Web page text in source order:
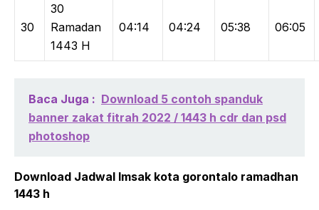
30
30
Ramadan
1443 H
04:14 04:24 05:38 06:05
Baca Juga : Download 5 contoh spanduk
banner zakat fitrah 2022 / 1443 h cdr dan psd
photoshop
Download Jadwal Imsak kota gorontalo ramadhan
1443 h